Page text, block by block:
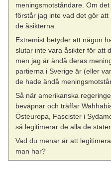
meningsmotståndare. Om
förstår jag inte vad det gör
de åsikterna.
Extremist betyder att någon
slutar inte vara åsikter för att
men jag är ändå deras
partierna i Sverige är (eller
de hade ändå
Så när amerikanska
beväpnar och träffar
Östeuropa, Fascister i
så legitimerar de alla de
Vad du menar är att
man har?